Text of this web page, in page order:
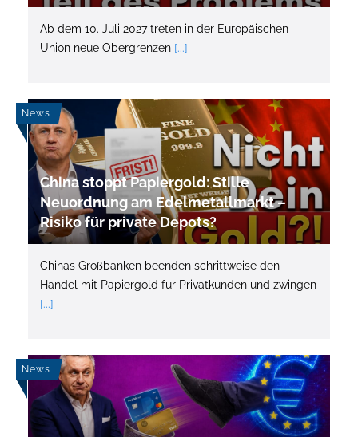
Ab dem 10. Juli 2027 treten in der Europäischen
Union neue Obergrenzen [...]
News
China stoppt Papiergold: Stille
Neuordnung am Edelmetallmarkt –
Risiko für private Depots?
Chinas Großbanken beenden schrittweise den
Handel mit Papiergold für Privatkunden und zwingen
[...]
News